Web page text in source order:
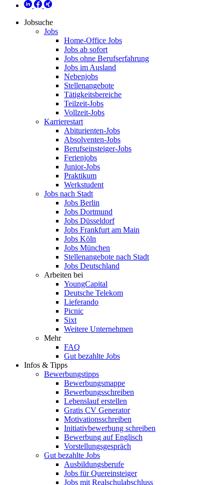
Jobsuche
Jobs
Home-Office Jobs
Jobs ab sofort
Jobs ohne Berufserfahrung
Jobs im Ausland
Nebenjobs
Stellenangebote
Tätigkeitsbereiche
Teilzeit-Jobs
Vollzeit-Jobs
Karrierestart
Abiturienten-Jobs
Absolventen-Jobs
Berufseinsteiger-Jobs
Ferienjobs
Junior-Jobs
Praktikum
Werkstudent
Jobs nach Stadt
Jobs Berlin
Jobs Dortmund
Jobs Düsseldorf
Jobs Frankfurt am Main
Jobs Köln
Jobs München
Stellenangebote nach Stadt
Jobs Deutschland
Arbeiten bei
YoungCapital
Deutsche Telekom
Lieferando
Picnic
Sixt
Weitere Unternehmen
Mehr
FAQ
Gut bezahlte Jobs
Infos & Tipps
Bewerbungstipps
Bewerbungsmappe
Bewerbungsschreiben
Lebenslauf erstellen
Gratis CV Generator
Motivationsschreiben
Initiativbewerbung schreiben
Bewerbung auf Englisch
Vorstellungsgespräch
Gut bezahlte Jobs
Ausbildungsberufe
Jobs für Quereinsteiger
Jobs mit Realschulabschluss